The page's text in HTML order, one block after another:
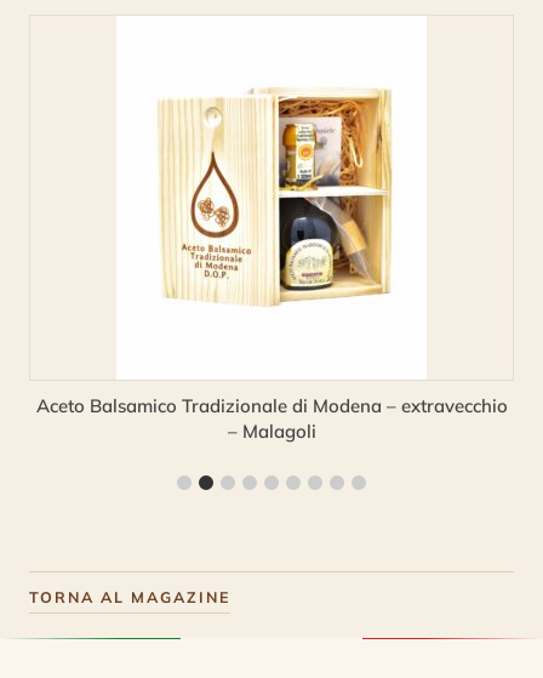
Aceto Balsamico Tradizionale di Modena – extravecchio
– Malagoli
TORNA AL MAGAZINE